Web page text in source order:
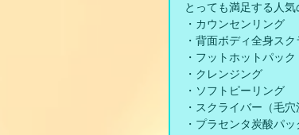
とっても満足する人気
・カウンセンリング
・背面ボディ全身ス
・フットホットパッ
・クレンジング
・ソフトピーリング
・スクライバー（毛穴
・プラセンタ炭酸パッ